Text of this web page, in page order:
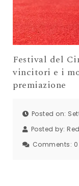
Festival del
vincitori e i
premiazione
Posted on:
Posted by:
Comments: 0